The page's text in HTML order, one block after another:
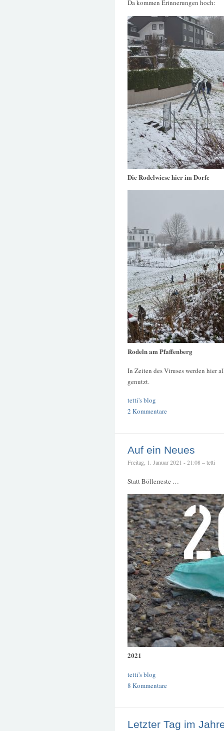
Da kommen Erinnerungen hoch:
Die Rodelwiese hier im Dorfe
Rodeln am Pfaffenberg
In Zeiten des Viruses werden hier
genutzt.
tetti's blog
2 Kommentare
Auf ein Neues
Freitag, 1. Januar 2021 - 21:08 – tetti
Statt Böllerreste …
2021
tetti's blog
8 Kommentare
Letzter Tag im